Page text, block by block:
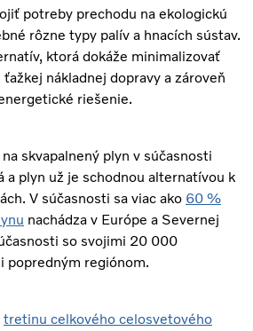
potreby prechodu na ekologickú
rôzne typy palív a hnacích sústav.
ktorá dokáže minimalizovať
nákladnej dopravy a zároveň
riešenie.
skvapalnený plyn v súčasnosti
a plyn už je schodnou alternatívou k
V súčasnosti sa viac ako 60 %
nachádza v Európe a Severnej
so svojimi 20 000
popredným regiónom.
tretinu celkového celosvetového